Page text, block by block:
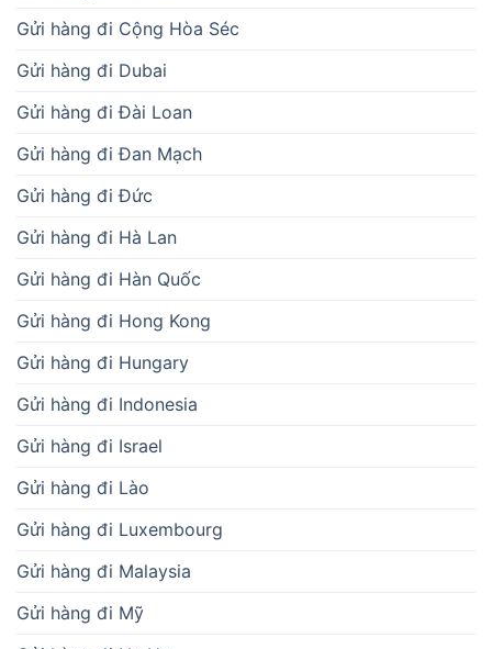
Gửi hàng đi Cộng Hòa Séc
Gửi hàng đi Dubai
Gửi hàng đi Đài Loan
Gửi hàng đi Đan Mạch
Gửi hàng đi Đức
Gửi hàng đi Hà Lan
Gửi hàng đi Hàn Quốc
Gửi hàng đi Hong Kong
Gửi hàng đi Hungary
Gửi hàng đi Indonesia
Gửi hàng đi Israel
Gửi hàng đi Lào
Gửi hàng đi Luxembourg
Gửi hàng đi Malaysia
Gửi hàng đi Mỹ